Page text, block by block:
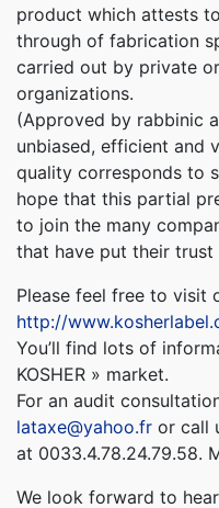
product which attests
through of fabrication
carried out by private
organizations.
(Approved by rabbinic
unbiased, efficient and
quality corresponds to
hope that this partial
to join the many
that have put their trust
Please feel free to visit
http://
You’ll find lots of
KOSHER » market.
For an audit
lataxe@yahoo.fr or call
at 0033.4.78.24.79.58.
We look forward to